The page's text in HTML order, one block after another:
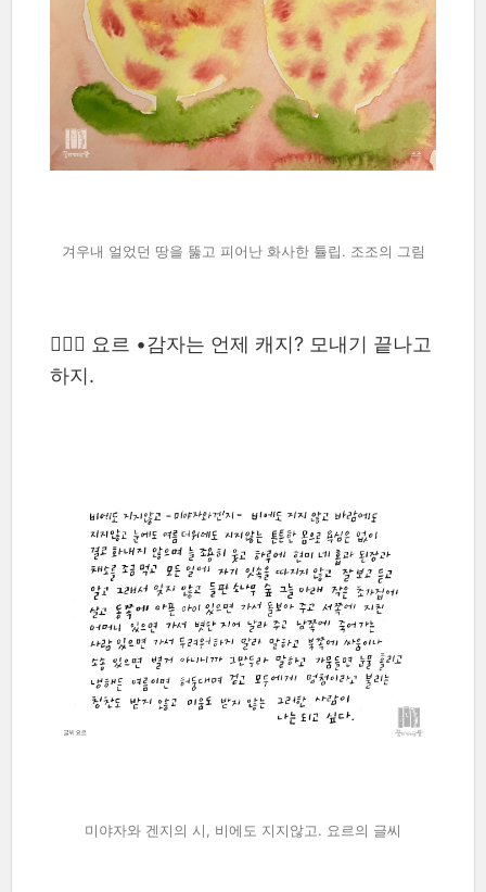
겨우내 얼었던 땅을 뚫고 피어난 화사한 튤립. 조조의 그림
🙆🏻‍♂️ 요르 •감자는 언제 캐지? 모내기 끝나고
하지.
미야자와 겐지의 시, 비에도 지지않고. 요르의 글씨